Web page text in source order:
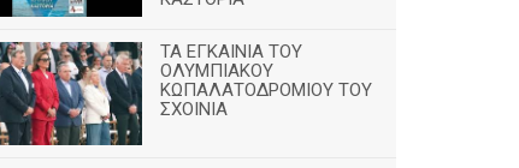
TA ΕΓΚΑΙΝΙΑ ΤΟΥ
ΟΛΥΜΠΙΑΚΟΥ
ΚΩΠΑΛΑΤΟΔΡΟΜΙΟΥ ΤΟΥ
ΣΧΟΙΝΙΑ